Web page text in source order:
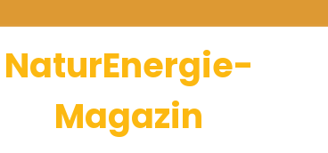
NaturEnergie-
Magazin